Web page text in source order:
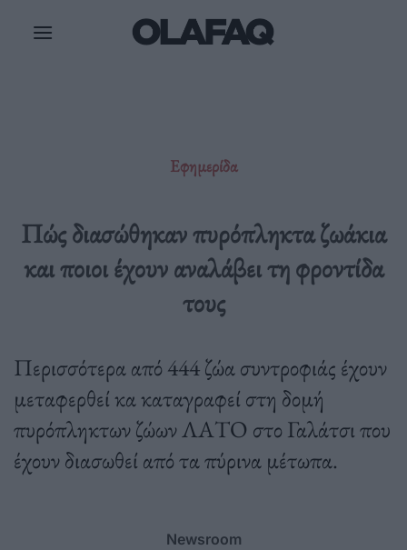
Εφημερίδα
Πώς διασώθηκαν πυρόπληκτα ζωάκια
και ποιοι έχουν αναλάβει τη φροντίδα
τους
Περισσότερα από 444 ζώα συντροφιάς έχουν
μεταφερθεί κα καταγραφεί στη δομή
πυρόπληκτων ζώων ΛΑΤΟ στο Γαλάτσι που
έχουν διασωθεί από τα πύρινα μέτωπα.
Newsroom